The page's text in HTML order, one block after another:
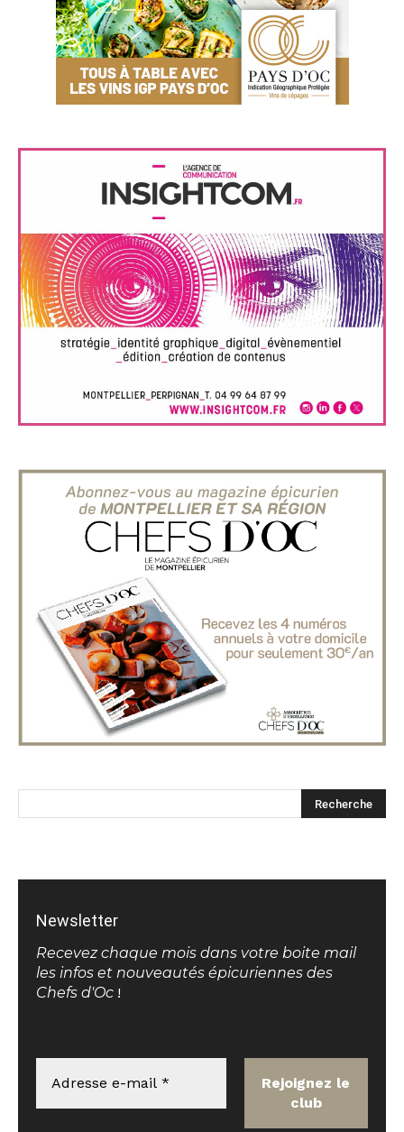
Newsletter
Recevez chaque mois dans votre boite mail
les infos et nouveautés épicuriennes des
Chefs d'Oc !